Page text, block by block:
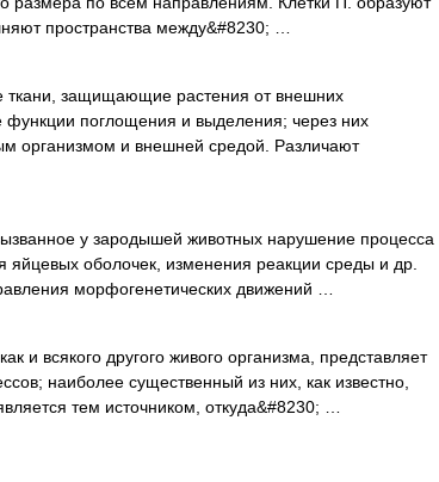
пространства между&#8230; …
защищающие растения от внешних
поглощения и выделения; через них
организмом и внешней средой. Различают
у зародышей животных нарушение процесса
яйцевых оболочек, изменения реакции среды и др.
морфогенетических движений …
другого живого организма, представляет
наиболее существенный из них, как известно,
тем источником, откуда&#8230; …